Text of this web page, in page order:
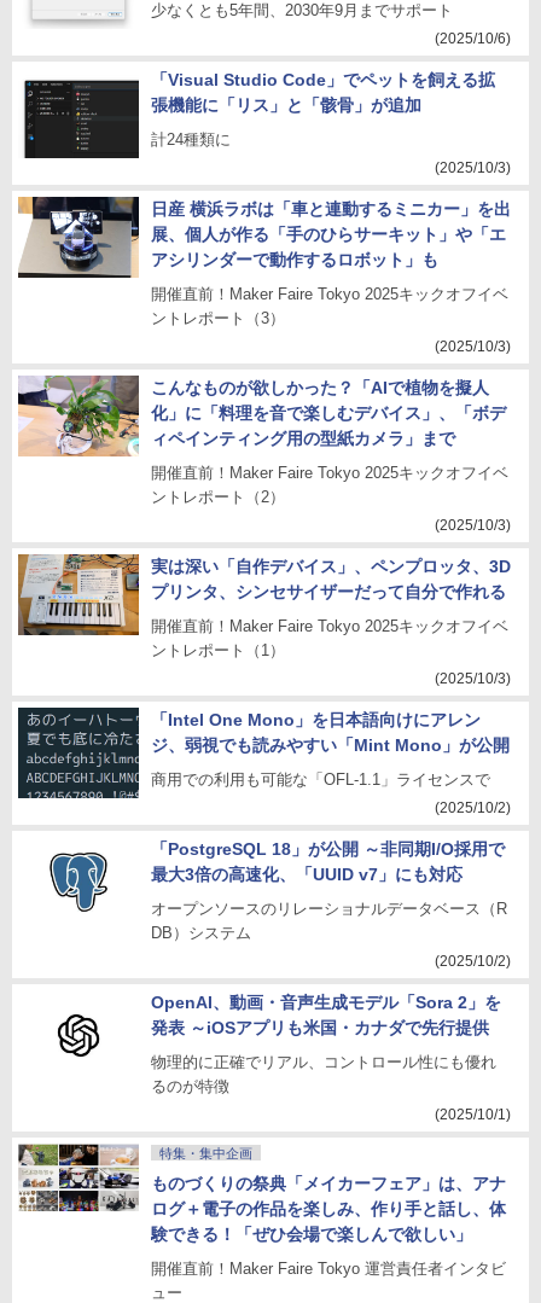
少なくとも5年間、2030年9月までサポート
(2025/10/6)
「Visual Studio Code」でペットを飼える拡
張機能に「リス」と「骸骨」が追加
計24種類に
(2025/10/3)
日産 横浜ラボは「車と連動するミニカー」を出
展、個人が作る「手のひらサーキット」や「エ
アシリンダーで動作するロボット」も
開催直前！Maker Faire Tokyo 2025キックオフイベ
ントレポート（3）
(2025/10/3)
こんなものが欲しかった？「AIで植物を擬人
化」に「料理を音で楽しむデバイス」、「ボデ
ィペインティング用の型紙カメラ」まで
開催直前！Maker Faire Tokyo 2025キックオフイベ
ントレポート（2）
(2025/10/3)
実は深い「自作デバイス」、ペンプロッタ、3D
プリンタ、シンセサイザーだって自分で作れる
開催直前！Maker Faire Tokyo 2025キックオフイベ
ントレポート（1）
(2025/10/3)
「Intel One Mono」を日本語向けにアレン
ジ、弱視でも読みやすい「Mint Mono」が公開
商用での利用も可能な「OFL-1.1」ライセンスで
(2025/10/2)
「PostgreSQL 18」が公開 ～非同期I/O採用で
最大3倍の高速化、「UUID v7」にも対応
オープンソースのリレーショナルデータベース（R
DB）システム
(2025/10/2)
OpenAI、動画・音声生成モデル「Sora 2」を
発表 ～iOSアプリも米国・カナダで先行提供
物理的に正確でリアル、コントロール性にも優れ
るのが特徴
(2025/10/1)
特集・集中企画
ものづくりの祭典「メイカーフェア」は、アナ
ログ＋電子の作品を楽しみ、作り手と話し、体
験できる！「ぜひ会場で楽しんで欲しい」
開催直前！Maker Faire Tokyo 運営責任者インタビ
ュー